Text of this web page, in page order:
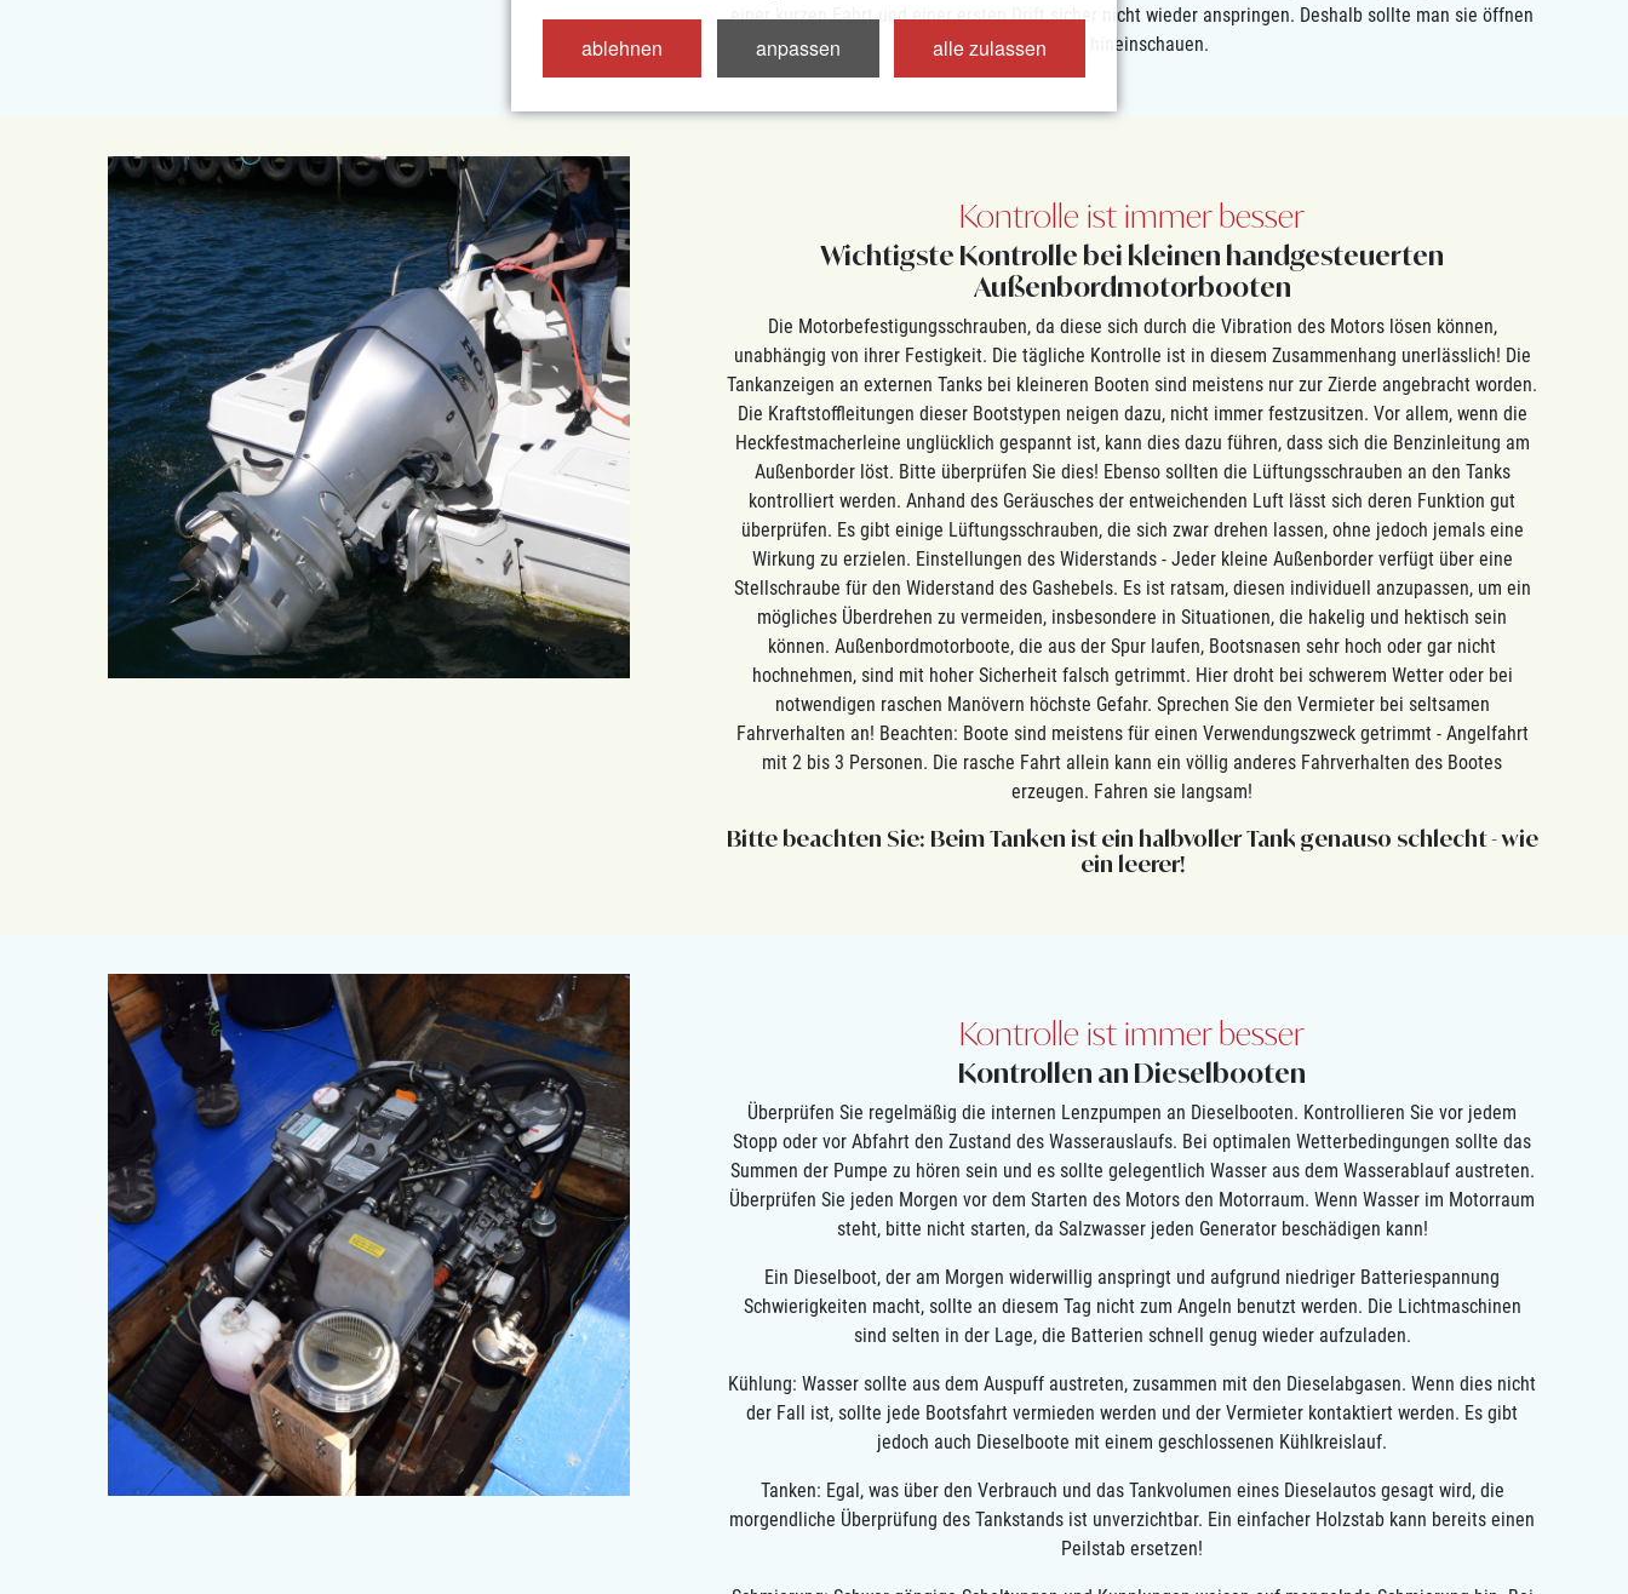
ablehnen anpassen alle zulassen
einer kurzen Fahrt und einer ersten Drift sicher nicht wieder anspringen. Deshalb sollte man sie öffnen
und hineinschauen.
Kontrolle ist immer besser
Wichtigste Kontrolle bei kleinen handgesteuerten
Außenbordmotorbooten
Die Motorbefestigungsschrauben, da diese sich durch die Vibration des Motors lösen können,
unabhängig von ihrer Festigkeit. Die tägliche Kontrolle ist in diesem Zusammenhang unerlässlich! Die
Tankanzeigen an externen Tanks bei kleineren Booten sind meistens nur zur Zierde angebracht worden.
Die Kraftstoffleitungen dieser Bootstypen neigen dazu, nicht immer festzusitzen. Vor allem, wenn die
Heckfestmacherleine unglücklich gespannt ist, kann dies dazu führen, dass sich die Benzinleitung am
Außenborder löst. Bitte überprüfen Sie dies! Ebenso sollten die Lüftungsschrauben an den Tanks
kontrolliert werden. Anhand des Geräusches der entweichenden Luft lässt sich deren Funktion gut
überprüfen. Es gibt einige Lüftungsschrauben, die sich zwar drehen lassen, ohne jedoch jemals eine
Wirkung zu erzielen. Einstellungen des Widerstands - Jeder kleine Außenborder verfügt über eine
Stellschraube für den Widerstand des Gashebels. Es ist ratsam, diesen individuell anzupassen, um ein
mögliches Überdrehen zu vermeiden, insbesondere in Situationen, die hakelig und hektisch sein
können. Außenbordmotorboote, die aus der Spur laufen, Bootsnasen sehr hoch oder gar nicht
hochnehmen, sind mit hoher Sicherheit falsch getrimmt. Hier droht bei schwerem Wetter oder bei
notwendigen raschen Manövern höchste Gefahr. Sprechen Sie den Vermieter bei seltsamen
Fahrverhalten an! Beachten: Boote sind meistens für einen Verwendungszweck getrimmt - Angelfahrt
mit 2 bis 3 Personen. Die rasche Fahrt allein kann ein völlig anderes Fahrverhalten des Bootes
erzeugen. Fahren sie langsam!
Bitte beachten Sie: Beim Tanken ist ein halbvoller Tank genauso schlecht - wie
ein leerer!
Kontrolle ist immer besser
Kontrollen an Dieselbooten
Überprüfen Sie regelmäßig die internen Lenzpumpen an Dieselbooten. Kontrollieren Sie vor jedem
Stopp oder vor Abfahrt den Zustand des Wasserauslaufs. Bei optimalen Wetterbedingungen sollte das
Summen der Pumpe zu hören sein und es sollte gelegentlich Wasser aus dem Wasserablauf austreten.
Überprüfen Sie jeden Morgen vor dem Starten des Motors den Motorraum. Wenn Wasser im Motorraum
steht, bitte nicht starten, da Salzwasser jeden Generator beschädigen kann!
Ein Dieselboot, der am Morgen widerwillig anspringt und aufgrund niedriger Batteriespannung
Schwierigkeiten macht, sollte an diesem Tag nicht zum Angeln benutzt werden. Die Lichtmaschinen
sind selten in der Lage, die Batterien schnell genug wieder aufzuladen.
Kühlung: Wasser sollte aus dem Auspuff austreten, zusammen mit den Dieselabgasen. Wenn dies nicht
der Fall ist, sollte jede Bootsfahrt vermieden werden und der Vermieter kontaktiert werden. Es gibt
jedoch auch Dieselboote mit einem geschlossenen Kühlkreislauf.
Tanken: Egal, was über den Verbrauch und das Tankvolumen eines Dieselautos gesagt wird, die
morgendliche Überprüfung des Tankstands ist unverzichtbar. Ein einfacher Holzstab kann bereits einen
Peilstab ersetzen!